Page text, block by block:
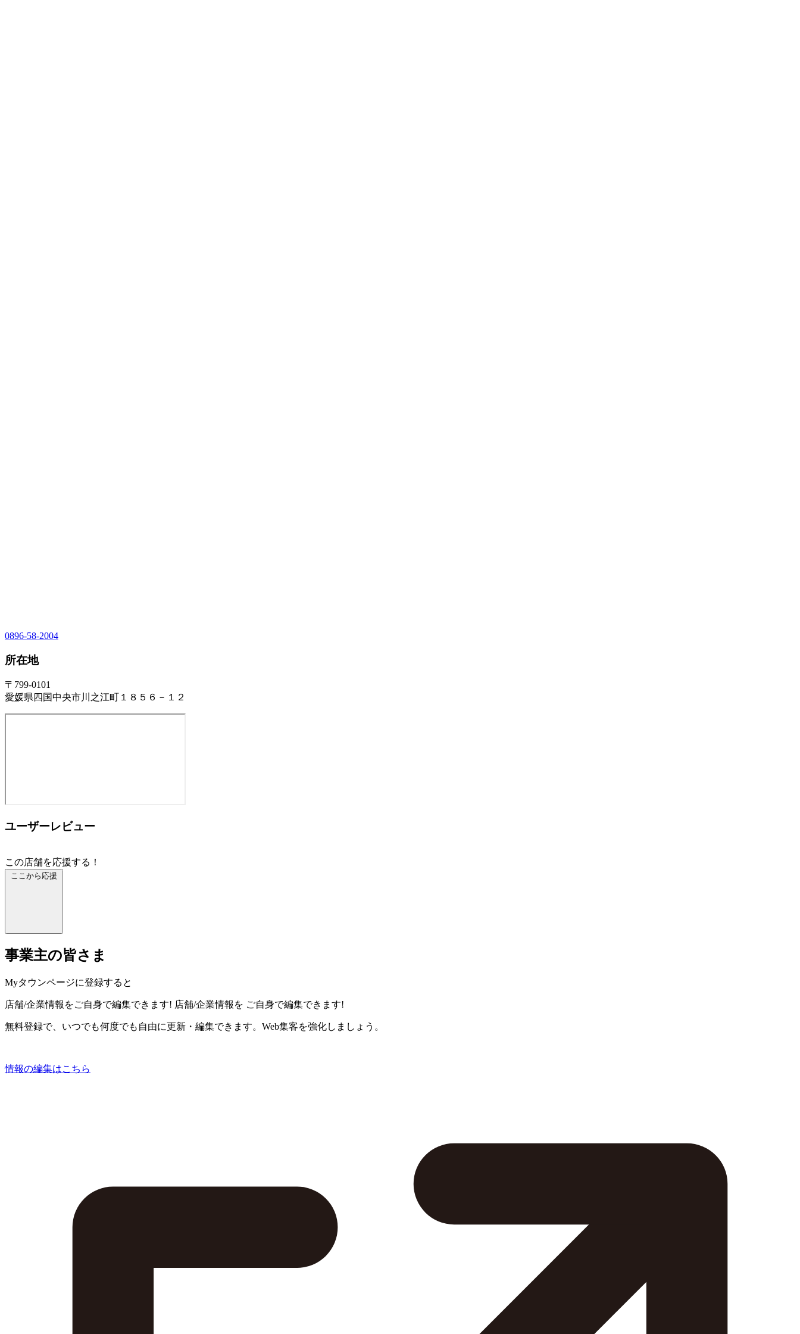
0896-58-2004
所在地
〒799-0101
愛媛県四国中央市川之江町１８５６－１２
ユーザーレビュー
この店舗を応援する！
ここから応援
事業主の皆さま
Myタウンページに登録すると
店舗/企業情報をご自身で編集できます! 店舗/企業情報を ご自身で編集できます!
無料登録で、いつでも何度でも自由に更新・編集できます。Web集客を強化しましょう。
情報の編集はこちら